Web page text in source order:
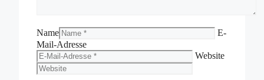
Name
E-
Mail-Adresse
Website